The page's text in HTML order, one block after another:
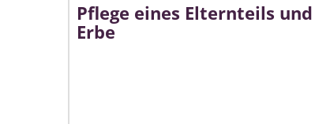
Pflege eines Elternteils und
Erbe